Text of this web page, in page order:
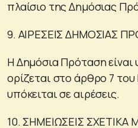
πλαίσιο της Δημόσιας
9. ΑΙΡΕΣΕΙΣ ΔΗΜΟΣΙΑΣ
Η Δημόσια Πρόταση
ορίζεται στο άρθρο 7
υπόκειται σε αιρέσεις.
10. ΣΗΜΕΙΩΣΕΙΣ ΣΧΕΤΙΚΑ